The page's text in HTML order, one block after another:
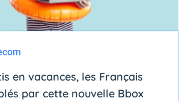
en vacances, les Français
par cette nouvelle Bbox